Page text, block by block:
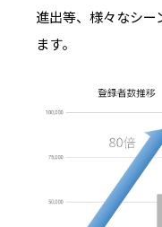
進出等、様々なシー
ます。